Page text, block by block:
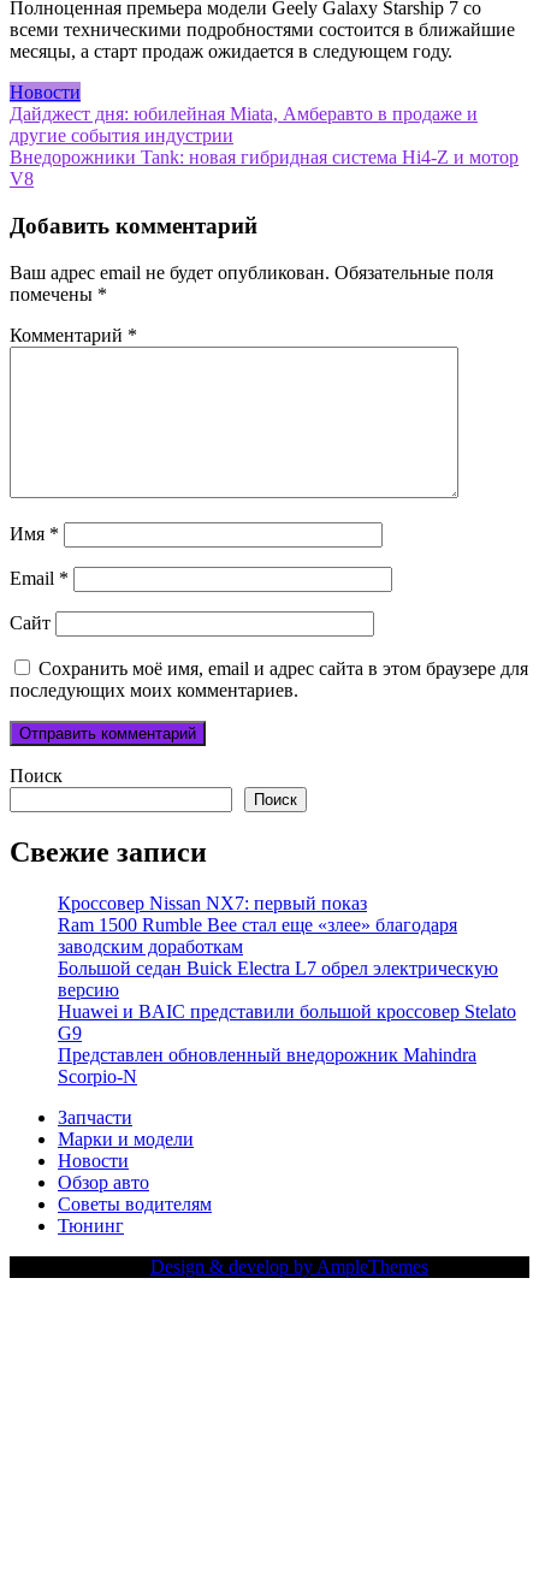
Полноценная премьера модели Geely Galaxy Starship 7 со
всеми техническими подробностями состоится в ближайшие
месяцы, а старт продаж ожидается в следующем году.
Новости
Навигация
по
записям
Дайджест дня: юбилейная Miata, Амберавто в продаже и
другие события индустрии
Внедорожники Tank: новая гибридная система Hi4-Z и мотор
V8
Добавить комментарий
Ваш адрес email не будет опубликован. Обязательные поля
помечены *
Комментарий *
Имя *
Email *
Сайт
Сохранить моё имя, email и адрес сайта в этом браузере для
последующих моих комментариев.
Поиск
Поиск
Свежие записи
Кроссовер Nissan NX7: первый показ
Ram 1500 Rumble Bee стал еще «злее» благодаря
заводским доработкам
Большой седан Buick Electra L7 обрел электрическую
версию
Huawei и BAIC представили большой кроссовер Stelato
G9
Представлен обновленный внедорожник Mahindra
Scorpio-N
Запчасти
Марки и модели
Новости
Обзор авто
Советы водителям
Тюнинг
Design & develop by AmpleThemes